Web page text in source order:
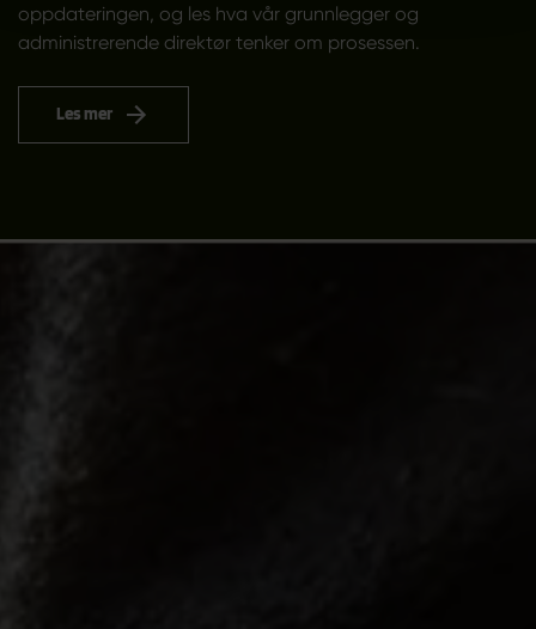
oppdateringen, og les hva vår grunnlegger og
administrerende direktør tenker om prosessen.
Les mer